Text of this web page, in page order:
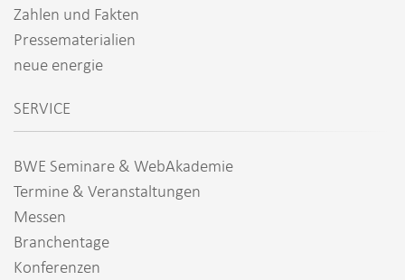
Zahlen und Fakten
Pressematerialien
neue energie
SERVICE
BWE Seminare & WebAkademie
Termine & Veranstaltungen
Messen
Branchentage
Konferenzen